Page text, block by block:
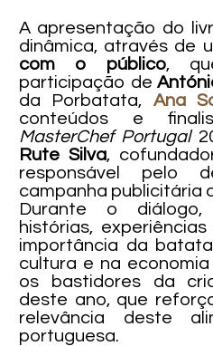
A apresentação do
dinâmica, através de
com o público,
participação de
da Porbatata, Ana
conteúdos e
MasterChef Portugal
Rute Silva,
responsável pelo
campanha publicitária
Durante o diálogo,
histórias,
importância da
cultura e na
os bastidores da
deste ano, que
relevância deste
portuguesa.